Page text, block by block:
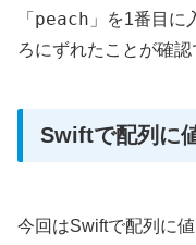
「 peach 」を1番目に
ろにずれたことが確認
Swiftで配列に
今回はSwiftで配列に